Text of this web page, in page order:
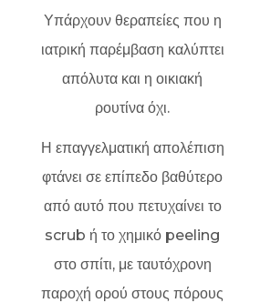
Υπάρχουν θεραπείες που η
ιατρική παρέμβαση καλύπτει
απόλυτα και η οικιακή
ρουτίνα όχι.
Η επαγγελματική απολέπιση
φτάνει σε επίπεδο βαθύτερο
από αυτό που πετυχαίνει το
scrub ή το χημικό peeling
στο σπίτι, με ταυτόχρονη
παροχή ορού στους πόρους